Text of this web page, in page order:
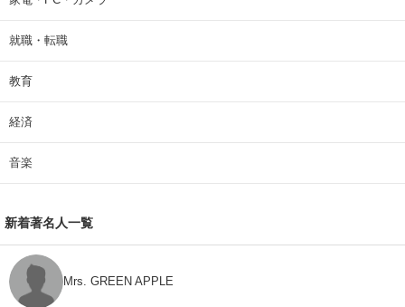
就職・転職
教育
経済
音楽
新着著名人一覧
Mrs. GREEN APPLE